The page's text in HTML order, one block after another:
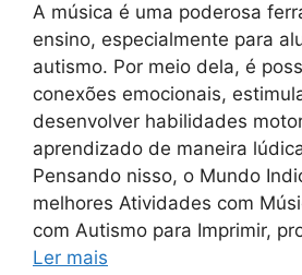
A música é uma poderosa
ensino, especialmente para
autismo. Por meio dela, é
conexões emocionais,
desenvolver habilidades
aprendizado de maneira
Pensando nisso, o Mundo
melhores Atividades com
com Autismo para Imprimir,
Ler mais